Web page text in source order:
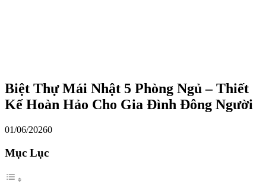
Biệt Thự Mái Nhật 5 Phòng Ngủ – Thiết
Kế Hoàn Hảo Cho Gia Đình Đông Người
01/06/20260
Mục Lục